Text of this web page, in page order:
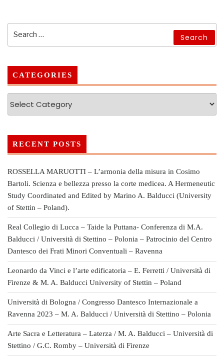
Search
CATEGORIES
RECENT POSTS
ROSSELLA MARUOTTI – L’armonia della misura in Cosimo
Bartoli. Scienza e bellezza presso la corte medicea. A Hermeneutic
Study Coordinated and Edited by Marino A. Balducci (University
of Stettin – Poland).
Real Collegio di Lucca – Taide la Puttana- Conferenza di M.A.
Balducci / Università di Stettino – Polonia – Patrocinio del Centro
Dantesco dei Frati Minori Conventuali – Ravenna
Leonardo da Vinci e l’arte edificatoria – E. Ferretti / Università di
Firenze & M. A. Balducci University of Stettin – Poland
Università di Bologna / Congresso Dantesco Internazionale a
Ravenna 2023 – M. A. Balducci / Università di Stettino – Polonia
Arte Sacra e Letteratura – Laterza / M. A. Balducci – Università di
Stettino / G.C. Romby – Università di Firenze